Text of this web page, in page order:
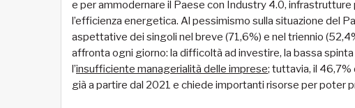
e per ammodernare il Paese con Industry 4.0,
l’efficienza energetica. Al pessimismo sulla situazione del
aspettative dei singoli nel breve (71,6%) e nel triennio
affronta ogni giorno: la difficoltà ad investire, la bassa spinta
l’insufficiente managerialità delle imprese; tuttavia, il 46,7%
già a partire dal 2021 e chiede importanti risorse per poter